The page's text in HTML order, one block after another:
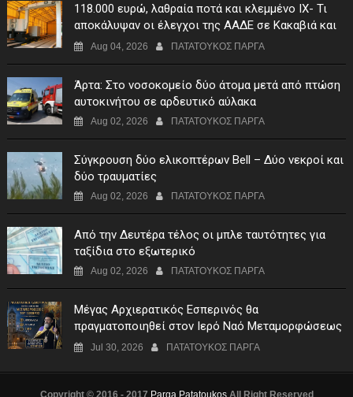
118.000 ευρώ, λαθραία ποτά και κλεμμένο ΙΧ- Τι
αποκάλυψαν οι έλεγχοι της ΑΑΔΕ σε Κακαβιά και
Μαυρομάτι
Aug 04, 2026 ΠΑΤΑΤΟΥΚΟΣ ΠΑΡΓΑ
Άρτα: Στο νοσοκομείο δύο άτομα μετά από πτώση
αυτοκινήτου σε αρδευτικό αύλακα
Aug 02, 2026 ΠΑΤΑΤΟΥΚΟΣ ΠΑΡΓΑ
Σύγκρουση δύο ελικοπτέρων Bell – Δύο νεκροί και
δύο τραυματίες
Aug 02, 2026 ΠΑΤΑΤΟΥΚΟΣ ΠΑΡΓΑ
Από την Δευτέρα τέλος οι μπλε ταυτότητες για
ταξίδια στο εξωτερικό
Aug 02, 2026 ΠΑΤΑΤΟΥΚΟΣ ΠΑΡΓΑ
Μέγας Αρχιερατικός Εσπερινός θα
πραγματοποιηθεί στον Ιερό Ναό Μεταμορφώσεως
του Σωτήρος Σταυροχωρίου στης 5 Αυγούστου
Jul 30, 2026 ΠΑΤΑΤΟΥΚΟΣ ΠΑΡΓΑ
Copyright © 2016 - 2017 Parga PatatoukosAll Right Reserved